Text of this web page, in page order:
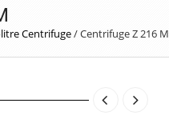
Centrifuge/Centrifuge Z 216 M